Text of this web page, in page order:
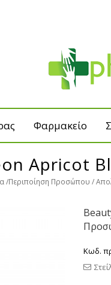
Φαρμακείο
Apricot
Περιποίηση Προσώπου
Κωδ.